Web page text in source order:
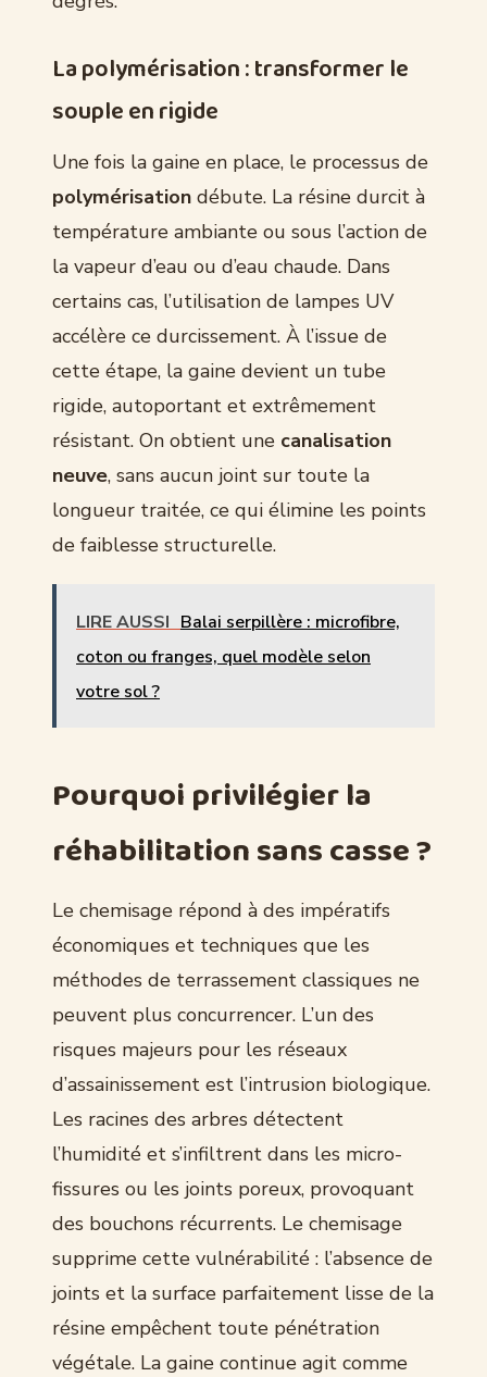
La polymérisation : transformer le
souple en rigide
Une fois la gaine en place, le processus de
polymérisation débute. La résine durcit à
température ambiante ou sous l’action de
la vapeur d’eau ou d’eau chaude. Dans
certains cas, l’utilisation de lampes UV
accélère ce durcissement. À l’issue de
cette étape, la gaine devient un tube
rigide, autoportant et extrêmement
résistant. On obtient une canalisation
neuve, sans aucun joint sur toute la
longueur traitée, ce qui élimine les points
de faiblesse structurelle.
LIRE AUSSI Balai serpillère : microfibre,
coton ou franges, quel modèle selon
votre sol ?
Pourquoi privilégier la
réhabilitation sans casse ?
Le chemisage répond à des impératifs
économiques et techniques que les
méthodes de terrassement classiques ne
peuvent plus concurrencer. L’un des
risques majeurs pour les réseaux
d’assainissement est l’intrusion biologique.
Les racines des arbres détectent
l’humidité et s’infiltrent dans les micro-
fissures ou les joints poreux, provoquant
des bouchons récurrents. Le chemisage
supprime cette vulnérabilité : l’absence de
joints et la surface parfaitement lisse de la
résine empêchent toute pénétration
végétale. La gaine continue agit comme